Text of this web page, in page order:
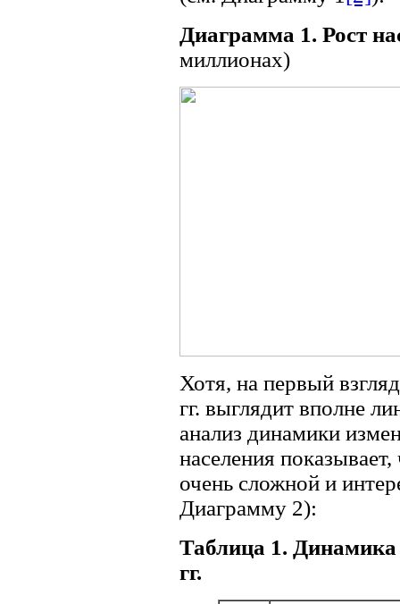
Диаграмма 1. Рост
миллионах)
Хотя, на первый
гг. выглядит вполне
анализ динамики
населения
очень сложной и
Диаграмму 2):
Таблица 1. Динамика
гг.